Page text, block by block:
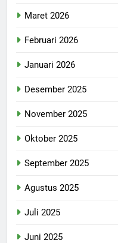
Maret 2026
Februari 2026
Januari 2026
Desember 2025
November 2025
Oktober 2025
September 2025
Agustus 2025
Juli 2025
Juni 2025